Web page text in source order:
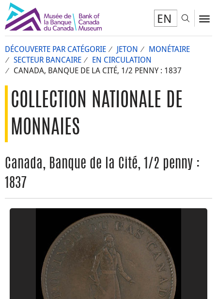
EN
DÉCOUVERTE PAR CATÉGORIE JETON
MONÉTAIRE
SECTEUR BANCAIRE
EN CIRCULATION
CANADA, BANQUE DE LA CITÉ, 1/2 PENNY : 1837
COLLECTION NATIONALE DE
MONNAIES
Canada, Banque de la Cité, 1/2 penny :
1837